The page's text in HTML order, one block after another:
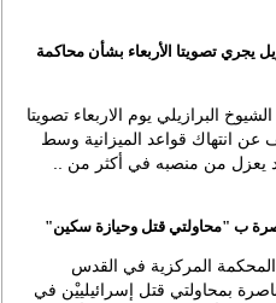
يجري تصويتا الأربعاء بشأن محاكمة
البرازيلي يوم الاربعاء تصويتا
عن انتهاك قواعد الميزانية وسط
يعزل من منصبه في أكثر من ..
ب "محاولتي قتل وحيازة سكين"
المركزية في القدس
بمحاولتي قتل إسرائيلييْن في